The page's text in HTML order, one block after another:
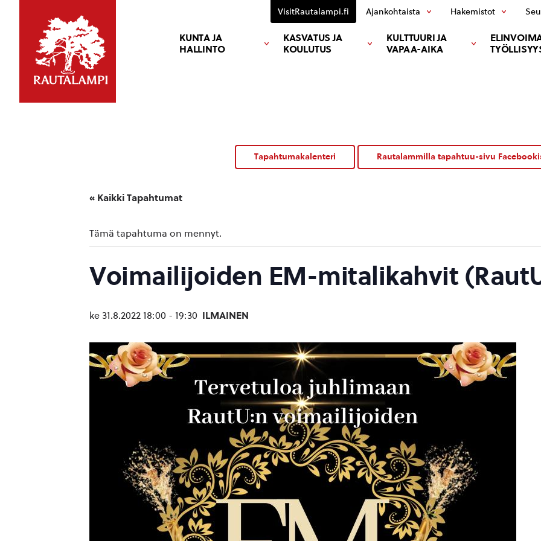
KUNTA JA
HALLINTO
KASVATUS JA
KOULUTUS
KULTTUURI JA
VAPAA-AIKA
VisitRautalampi.fi Ajankohtaista Hakemistot
Tapahtumakalenteri Rautalammilla tapahtuu-sivu
« Kaikki Tapahtumat
Tämä tapahtuma on mennyt.
Voimailijoiden EM-mitalikahvit
ke 31.8.2022 18:00 - 19:30 ILMAINEN